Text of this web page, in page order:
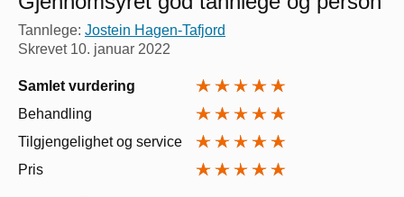
Tannlege: Jostein Hagen-Tafjord
Skrevet 10. januar 2022
Samlet vurdering
Behandling
Tilgjengelighet og service
Pris